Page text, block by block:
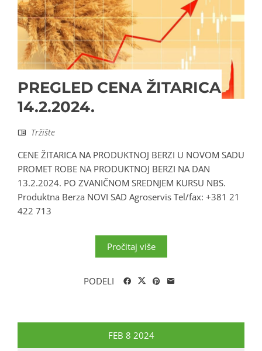
PREGLED CENA ŽITARICA
14.2.2024.
Tržište
CENE ŽITARICA NA PRODUKTNOJ BERZI U NOVOM SADU
PROMET ROBE NA PRODUKTNOJ BERZI NA DAN
13.2.2024. PO ZVANIČNOM SREDNJEM KURSU NBS.
Produktna Berza NOVI SAD Agroservis Tel/fax: +381 21
422 713
Pročitaj više
PODELI
FEB 8 2024